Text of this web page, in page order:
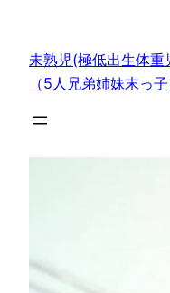
未熟児(極低出生体
（5人兄弟姉妹末っ子